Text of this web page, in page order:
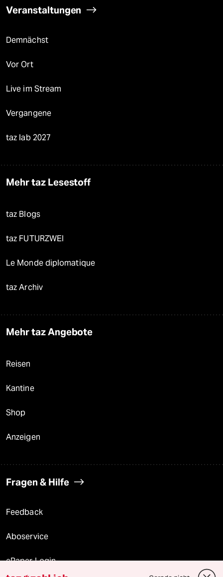
Veranstaltungen
Demnächst
Vor Ort
Live im Stream
Vergangene
taz lab 2027
Mehr taz Lesestoff
taz Blogs
taz FUTURZWEI
Le Monde diplomatique
taz Archiv
Mehr taz Angebote
Reisen
Kantine
Shop
Anzeigen
Fragen & Hilfe
Feedback
Aboservice
ePaper Login